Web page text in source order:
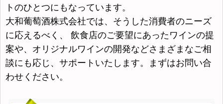
トのひとつにもなっています。
大和葡萄酒株式会社では、そうした消費者のニーズ
に応えるべく、 飲食店のご要望にあったワインの提
案や、オリジナルワインの開発などさまざまなご相
談にも応じ、サポートいたします。まずはお問い合
わせください。